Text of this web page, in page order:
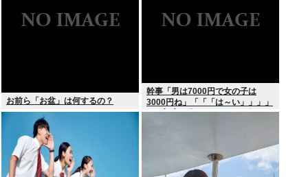
お前ら「お盆」は何するの？
幹事「男は7000円で女の子は
3000円ね」「「「は～い」」」」
（ヽ´ん`）「あ？ ちょっと待て